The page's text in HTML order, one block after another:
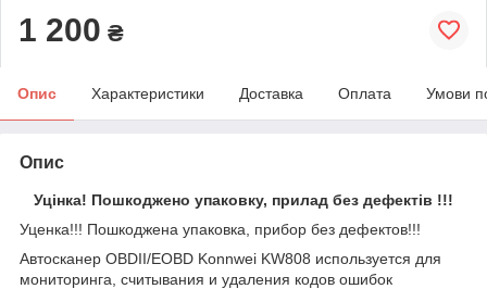
1 200 ₴
Опис Характеристики Доставка Оплата Умови
Опис
Уцінка! Пошкоджено упаковку, прилад без дефектів !!!
Уценка!!! Пошкоджена упаковка, прибор без дефектов!!!
Автосканер OBDII/EOBD Konnwei KW808 используется для
мониторинга, считывания и удаления кодов ошибок